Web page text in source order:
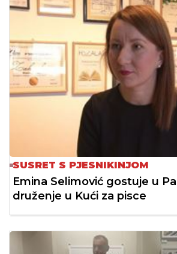
SUSRET S PJESNIKINJOM
Emina Selimović gostuje u
druženje u Kući za pisce